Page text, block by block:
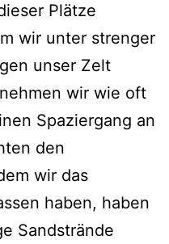
Plätze
wir unter strenger
unser Zelt
wir wie oft
Spaziergang an
den
wir das
haben, haben
Sandstrände